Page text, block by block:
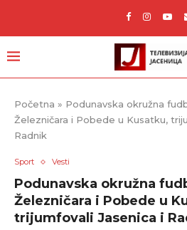
Početna » Podunavska okružna
Železničara i Pobede u Kusatku,
Radnik
Sport Vesti
Podunavska okružna
Železničara i Pobede u
trijumfovali Jasenica i